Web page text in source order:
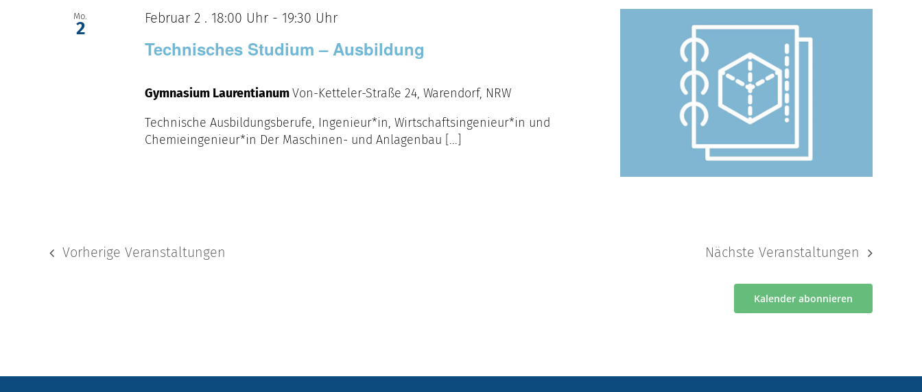
Mo.
2
Technisches Studium – Ausbildung
Februar 2 . 18:00 Uhr- 19:30 Uhr
Gymnasium LaurentianumVon-Ketteler-Straße 24, Warendorf, NRW
Technische Ausbildungsberufe, Ingenieur*in, Wirtschaftsingenieur*in und
Chemieingenieur*in Der Maschinen- und Anlagenbau [...]
Vorherige Veranstaltungen NächsteVeranstaltungen
Kalender abonnieren